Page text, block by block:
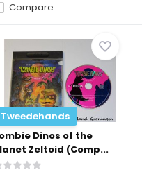
Compare
Tweedehands
Dinos of the
Zeltoid (Comp...